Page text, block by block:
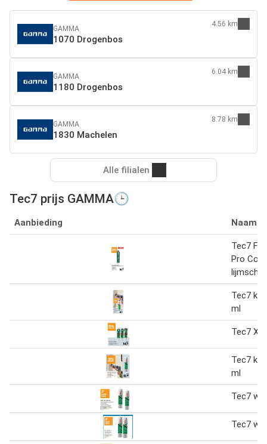
GAMMA
1070 Drogenbos
4.56 km
GAMMA
1180 Drogenbos
6.04 km
GAMMA
1830 Machelen
8.78 km
Alle filialen
Tec7 prijs GAMMA🕒
Aanbieding Naam
Tec7
Pro
Tec7
ml
Tec7 X-
Tec7
ml
Tec7
Tec7